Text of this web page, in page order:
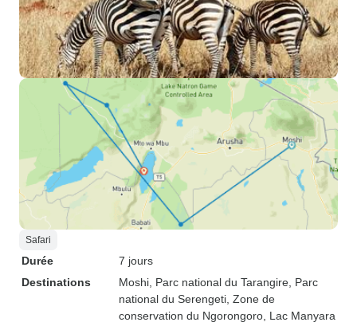
Safari
Durée
7 jours
Destinations
Moshi , Parc national du Tarangire , Parc
national du Serengeti , Zone de
conservation du Ngorongoro , Lac Manyara